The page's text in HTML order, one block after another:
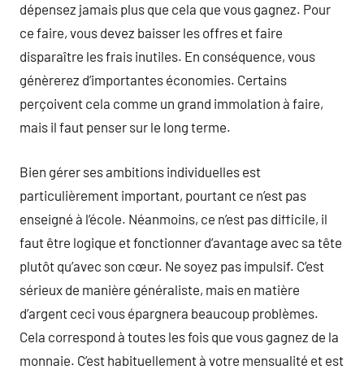
dépensez jamais plus que cela que vous gagnez. Pour
ce faire, vous devez baisser les offres et faire
disparaître les frais inutiles. En conséquence, vous
génèrerez d’importantes économies. Certains
perçoivent cela comme un grand immolation à faire,
mais il faut penser sur le long terme.
Bien gérer ses ambitions individuelles est
particulièrement important, pourtant ce n’est pas
enseigné à l’école. Néanmoins, ce n’est pas difficile, il
faut être logique et fonctionner d’avantage avec sa tête
plutôt qu’avec son cœur. Ne soyez pas impulsif. C’est
sérieux de manière généraliste, mais en matière
d’argent ceci vous épargnera beaucoup problèmes.
Cela correspond à toutes les fois que vous gagnez de la
monnaie. C’est habituellement à votre mensualité et est